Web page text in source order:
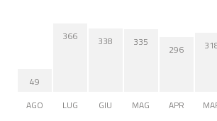
49
AGO
366
LUG
338
GIU
335
MAG
296
APR